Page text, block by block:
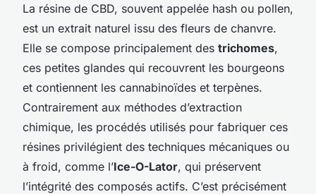
La résine de CBD, souvent appelée hash ou pollen,
est un extrait naturel issu des fleurs de chanvre.
Elle se compose principalement des trichomes,
ces petites glandes qui recouvrent les bourgeons
et contiennent les cannabinoïdes et terpènes.
Contrairement aux méthodes d’extraction
chimique, les procédés utilisés pour fabriquer ces
résines privilégient des techniques mécaniques ou
à froid, comme l’Ice-O-Lator, qui préservent
l’intégrité des composés actifs. C’est précisément